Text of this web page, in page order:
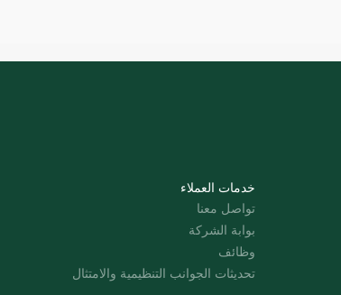
خدمات العملاء
تواصل معنا
بوابة الشركة
وظائف
تحديثات الجوانب التنظيمية والامتثال